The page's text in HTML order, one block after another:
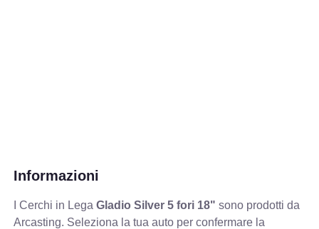
Informazioni
I Cerchi in LegaGladio Silver 5 fori 18" sono prodotti da
Arcasting. Seleziona la tua auto per confermare la